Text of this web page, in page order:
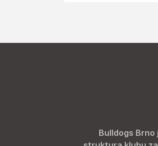
Bulldogs Brno